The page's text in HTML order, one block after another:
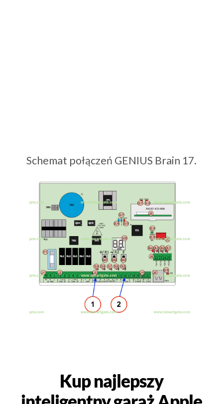
Schemat połączeń GENIUS Brain 17.
Kup najlepszy